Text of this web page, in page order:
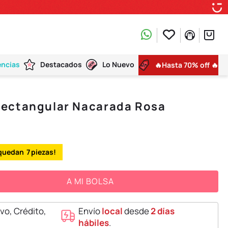
Destacados Lo Nuevo 🔥Hasta 70% off 🔥
Nacarada Rosa
7
A MI BOLSA
Crédito,
Envíolocaldesde2 días
hábiles.